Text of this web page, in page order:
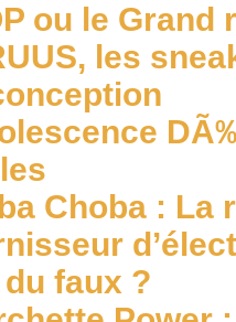
ou le Grand
les
Choba : La
faux ?